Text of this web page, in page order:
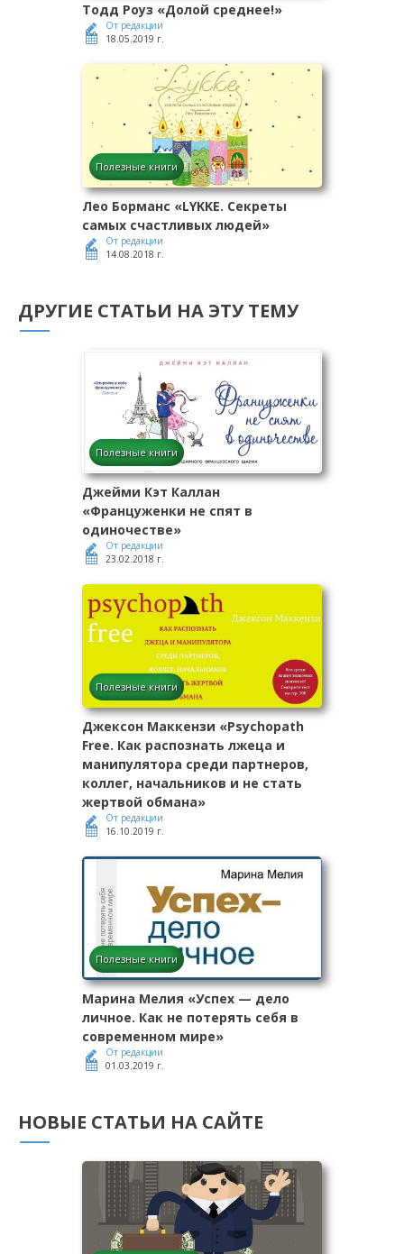
Тодд Роуз «Долой среднее!»
От редакции
18.05.2019 г.
Полезные книги
Лео Борманс «LYKKE. Секреты
самых счастливых людей»
От редакции
14.08.2018 г.
ДРУГИЕ СТАТЬИ НА ЭТУ ТЕМУ
Полезные книги
Джейми Кэт Каллан
«Француженки не спят в
одиночестве»
От редакции
23.02.2018 г.
Полезные книги
Джексон Маккензи «Psychopath
Free. Как распознать лжеца и
манипулятора среди партнеров,
коллег, начальников и не стать
жертвой обмана»
От редакции
16.10.2019 г.
Полезные книги
Марина Мелия «Успех — дело
личное. Как не потерять себя в
современном мире»
От редакции
01.03.2019 г.
НОВЫЕ СТАТЬИ НА САЙТЕ